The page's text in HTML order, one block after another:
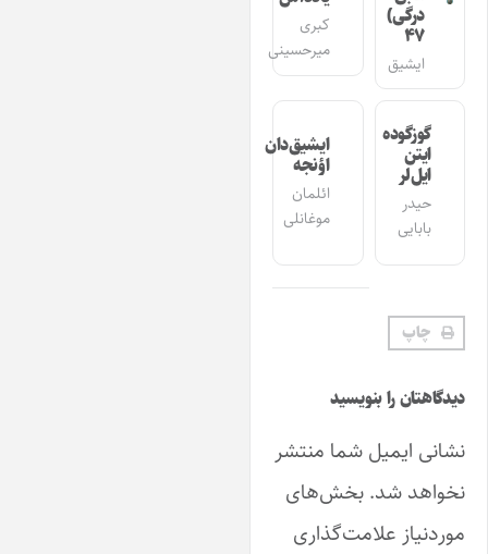
درگی)
ایشیق
کبری
میرحسینی
گوزگوده
ایل‌لر
بابایی
ایشیق‌دان
اؤنجه
ائلمان
موغانلی
چاپ
را بنویسید
ایمیل شما منتشر
شد.بخش‌های
علامت‌گذاری